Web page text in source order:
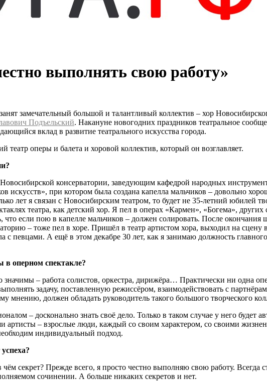
выполнять свою работу»
замечательный большой и талантливый коллектив – хор
Подъельский. Накануне новогодних праздников театральное
вклад в развитие театрального искусства города.
оперы и балета и хоровой коллектив, который он возглавляет.
консерватории, заведующим кафедрой народных
искусств», при котором была создана капелла мальчиков – довольно
лет я связан с Новосибирским театром, то будет не 35-летний юбилей
театра, как детский хор. Я пел в операх «Кармен», «Богема», других
что если пою в капелле мальчиков – должен солировать. После
– тоже пел в хоре. Пришёл в театр артистом хора, выходил на сцену
певцами. А ещё в этом декабре 30 лет, как я занимаю должность
в оперном спектакле?
– работа солистов, оркестра, дирижёра… Практически ни одна
задачу, поставленную режиссёром, взаимодействовать с
должен обладать руководитель такого большого творческого
– досконально знать своё дело. Только в таком случае у него будет
– взрослые люди, каждый со своим характером, со своими
индивидуальный подход.
секрет? Прежде всего, я просто честно выполняю свою работу. Всегда
сочинении. А больше никаких секретов и нет.